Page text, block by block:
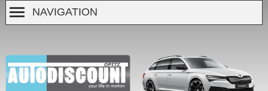
NAVIGATION